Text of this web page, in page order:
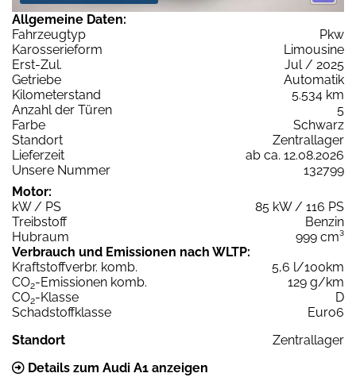
Allgemeine Daten:
Fahrzeugtyp
Pkw
Karosserieform
Limousine
Erst-Zul.
Jul / 2025
Getriebe
Automatik
Kilometerstand
5.534 km
Anzahl der Türen
5
Farbe
Schwarz
Standort
Zentrallager
Lieferzeit
ab ca. 12.08.2026
Unsere Nummer
132799
Motor:
kW / PS
85 kW / 116 PS
Treibstoff
Benzin
Hubraum
999 cm³
Verbrauch und Emissionen nach WLTP:
Kraftstoffverbr. komb.
5,6 l/100km
CO2-Emissionen komb.
129 g/km
CO2-Klasse
D
Schadstoffklasse
Euro6
Standort
Zentrallager
Details zum Audi A1 anzeigen